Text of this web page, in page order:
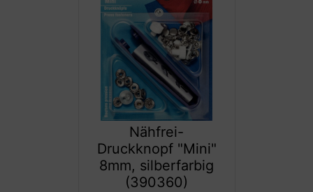
Nähfrei-
Druckknopf "Mini"
8mm, silberfarbig
(390360)